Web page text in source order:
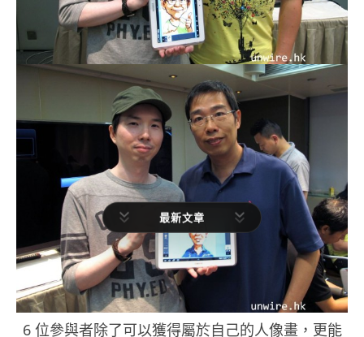
6 位參與者除了可以獲得屬於自己的人像畫，更能
最新文章